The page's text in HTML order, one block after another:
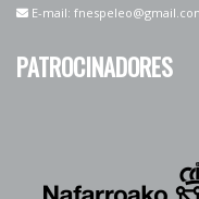
E-mail:
PATROCINADORES